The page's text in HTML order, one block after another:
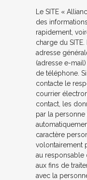
Le SITE «
des
rapidement,
charge du
adresse
(adresse e-
de téléphone.
contacte le
courrier
contact, les
par la
caractère
volontairement
au responsable
aux fins de
avec la